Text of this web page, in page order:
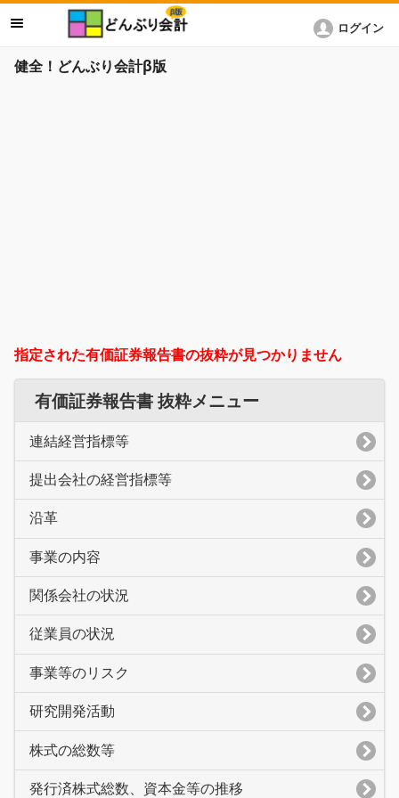
健全！どんぶり会計β版
ログイン
指定された有価証券報告書の抜粋が見つかりません
有価証券報告書 抜粋メニュー
連結経営指標等
提出会社の経営指標等
沿革
事業の内容
関係会社の状況
従業員の状況
事業等のリスク
研究開発活動
株式の総数等
発行済株式総数、資本金等の推移